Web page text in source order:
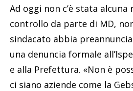
Ad oggi non c’è stata
controllo da parte di MD,
sindacato abbia
una denuncia formale
e alla Prefettura. «Non è
ci siano aziende come la